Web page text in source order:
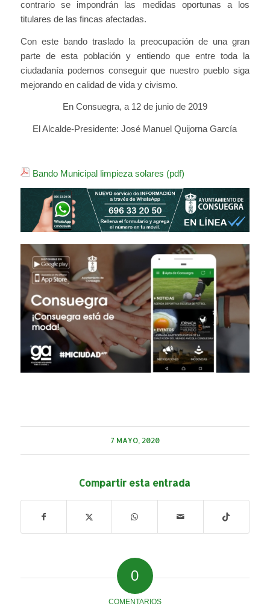
contrario se impondrán las medidas oportunas a los
titulares de las fincas afectadas.
Con este bando traslado la preocupación de una gran
parte de esta población y entiendo que entre toda la
ciudadanía podemos conseguir que nuestro pueblo siga
mejorando en calidad de vida y civismo.
En Consuegra, a 12 de junio de 2019
El Alcalde-Presidente: José Manuel Quijorna García
Bando Municipal limpieza solares (pdf)
7 MAYO, 2020
Compartir esta entrada
0
COMENTARIOS